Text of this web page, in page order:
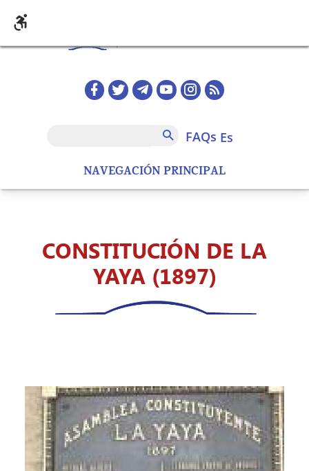
NAVEGACIÓN PRINCIPAL
Redes sociales home
FAQs
FAQs es
CONSTITUCIÓN DE LA
YAYA (1897)